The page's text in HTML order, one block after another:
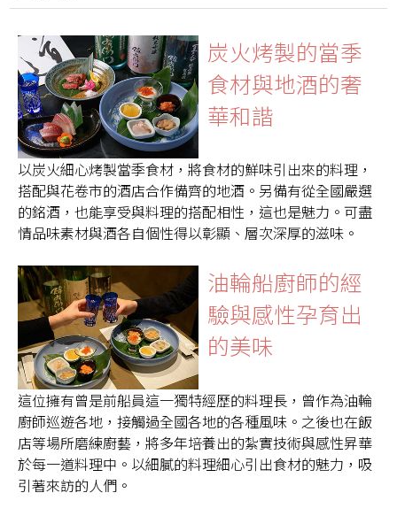
炭火烤製的當季
食材與地酒的奢
華和諧
以炭火細心烤製當季食材，將食材的鮮味引出來的料理，
搭配與花卷市的酒店合作備齊的地酒。另備有從全國嚴選
的銘酒，也能享受與料理的搭配相性，這也是魅力。可盡
情品味素材與酒各自個性得以彰顯、層次深厚的滋味。
油輪船廚師的經
驗與感性孕育出
的美味
這位擁有曾是前船員這一獨特經歷的料理長，曾作為油輪
廚師巡遊各地，接觸過全國各地的各種風味。之後也在飯
店等場所磨練廚藝，將多年培養出的紮實技術與感性昇華
於每一道料理中。以細膩的料理細心引出食材的魅力，吸
引著來訪的人們。